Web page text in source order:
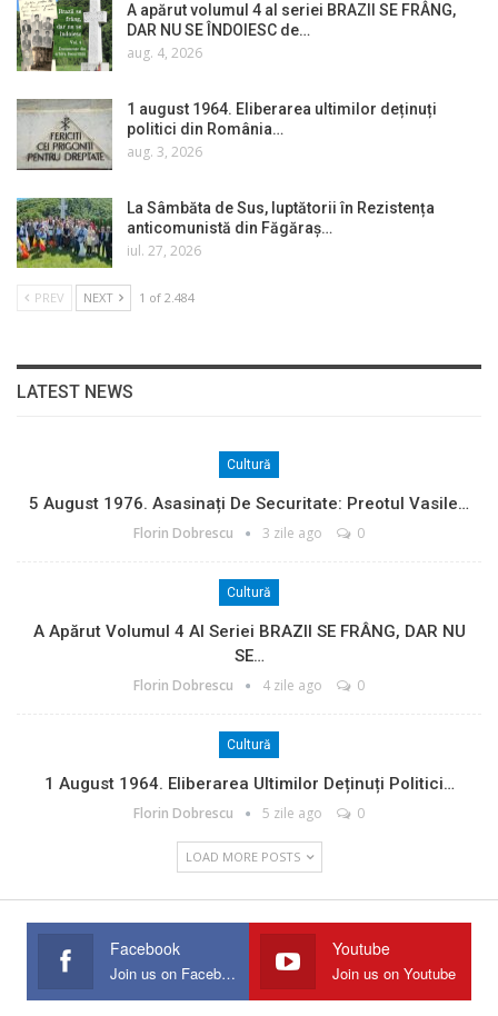
A apărut volumul 4 al seriei BRAZII SE FRÂNG,
DAR NU SE ÎNDOIESC de…
aug. 4, 2026
1 august 1964. Eliberarea ultimilor deținuți
politici din România…
aug. 3, 2026
La Sâmbăta de Sus, luptătorii în Rezistența
anticomunistă din Făgăraș…
iul. 27, 2026
PREV NEXT 1 of 2.484
LATEST NEWS
Cultură
5 August 1976. Asasinați De Securitate: Preotul Vasile…
Florin Dobrescu 3 zile ago 0
Cultură
A Apărut Volumul 4 Al Seriei BRAZII SE FRÂNG, DAR NU
SE…
Florin Dobrescu 4 zile ago 0
Cultură
1 August 1964. Eliberarea Ultimilor Deținuți Politici…
Florin Dobrescu 5 zile ago 0
LOAD MORE POSTS
Facebook
Join us on Facebook
Youtube
Join us on Youtube